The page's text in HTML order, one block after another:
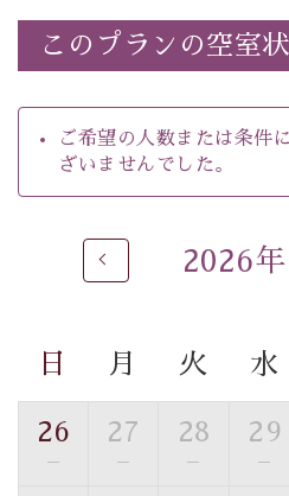
きません）。
※ホタルの発生は自然条件に
だけない場合もございます。
-----------【安心への取り組み】
個室料亭、貸切風呂のご利用
滞在いただけるよう
徹底した衛生管理を行ってお
ほたる童謡公園までのご送迎
・諏訪大社4社を巡る無料参拝
・館内着をご用意
このプランの空室
ご希望の人数または条件
ざいませんでした。
2026年
日 月 火 水
26
—
27
—
28
—
29
—